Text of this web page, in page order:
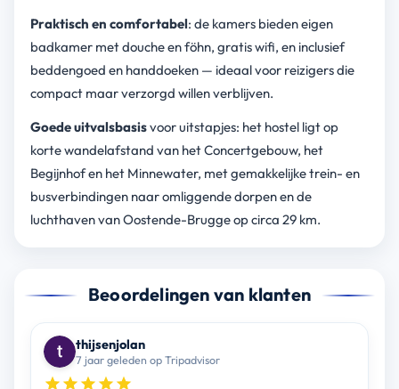
Praktisch en comfortabel: de kamers bieden eigen
badkamer met douche en föhn, gratis wifi, en inclusief
beddengoed en handdoeken — ideaal voor reizigers die
compact maar verzorgd willen verblijven.
Goede uitvalsbasisvoor uitstapjes: het hostel ligt op
korte wandelafstand van het Concertgebouw, het
Begijnhof en het Minnewater, met gemakkelijke trein- en
busverbindingen naar omliggende dorpen en de
luchthaven van Oostende-Brugge op circa 29 km.
Beoordelingen van klanten
thijsenjolan
7 jaar geleden op Tripadvisor